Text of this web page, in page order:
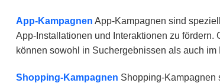
App-Kampagnen App-Kampagnen sind
App-Installationen und Interaktionen zu
können sowohl in Suchergebnissen als auch
Shopping-Kampagnen Shopping-Kampagnen